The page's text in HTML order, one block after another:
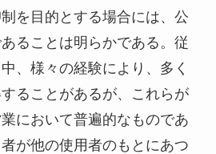
を目的とする場合には、公
ることは明らかである。従
、様々の経験により、多く
ることがあるが、これらが
において普遍的なものであ
が他の使用者のもとにあつ